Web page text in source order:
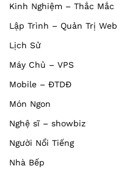
Kinh Nghiệm – Thắc Mắc
Lập Trình – Quản Trị Web
Lịch Sử
Máy Chủ – VPS
Mobile – ĐTDĐ
Món Ngon
Nghệ sĩ – showbiz
Người Nổi Tiếng
Nhà Bếp